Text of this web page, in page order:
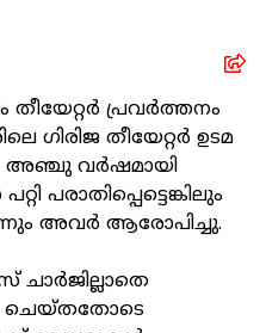
പ്രവർത്തനം
ഗിരിജ തീയേറ്റർ ഉടമ
അഞ്ചു വർഷമായി
പരാതിപ്പെട്ടെങ്കിലും
അവർ ആരോപിച്ചു.
ചാർജില്ലാതെ
ചെയ്തതോടെ